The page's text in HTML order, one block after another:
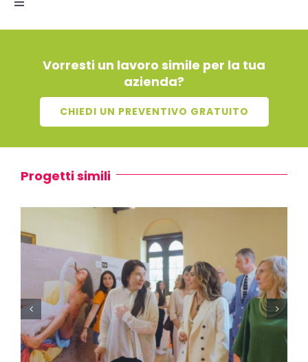
Toggle
Fotografia
Ilustrazioni
Motion Graphic
Vorresti un lavoro simile per la tua
azienda?
CHIEDI UN PREVENTIVO GRATUITO
Progetti simili
Maxxi Museo Nazionale
delle Arti del XXI Secolo